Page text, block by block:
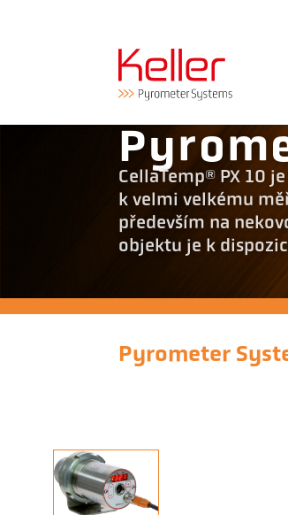
CellaTemp® PX 10
k velmi velkému
především na
objektu je k
Pyrometer